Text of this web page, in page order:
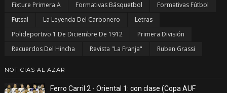
Fixture Primera A
Formativas Básquetbol
Formativas Fútbol
Futsal
La Leyenda Del Carbonero
Letras
Polideportivo 1 De Diciembre De 1912
Primera División
Recuerdos Del Hincha
Revista "La Franja" Ruben Grassi
NOTICIAS AL AZAR
Ferro Carril 2 - Oriental 1: con clase (Copa AUF